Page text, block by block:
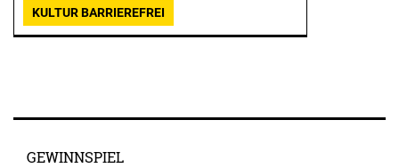
KULTUR BARRIEREFREI
GEWINNSPIEL